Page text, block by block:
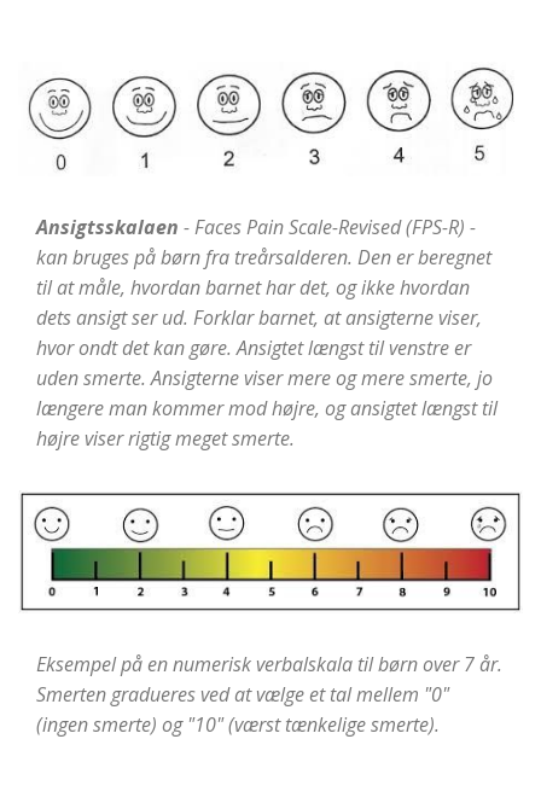
Ansigtsskalaen - Faces Pain Scale-Revised (FPS-R) -
kan bruges på børn fra treårsalderen. Den er beregnet
til at måle, hvordan barnet har det, og ikke hvordan
dets ansigt ser ud. Forklar barnet, at ansigterne viser,
hvor ondt det kan gøre. Ansigtet længst til venstre er
uden smerte. Ansigterne viser mere og mere smerte, jo
længere man kommer mod højre, og ansigtet længst til
højre viser rigtig meget smerte.
Eksempel på en numerisk verbalskala til børn over 7 år.
Smerten gradueres ved at vælge et tal mellem "0"
(ingen smerte) og "10" (værst tænkelige smerte).